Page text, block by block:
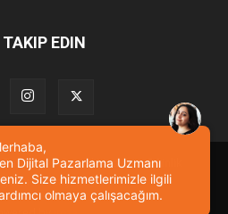
EDIN
Tasarım Sosyal Medya
Etkinlik
İletişim
Dijital Pazarlama Uzmanı
Size hizmetlerimizle ilgili
olmaya çalışacağım.